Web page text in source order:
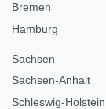
Bremen
Hamburg
Sachsen
Sachsen-Anhalt
Schleswig-Holstein